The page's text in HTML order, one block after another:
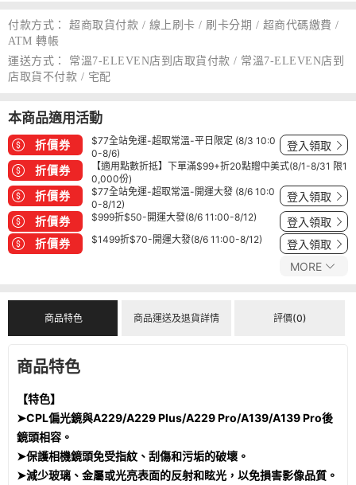
付款方式：
超商取貨付款 / 線上刷卡 / 刷卡分期 / 超商代碼繳費 /
ATM 轉帳
運送方式：
常溫7-ELEVEN店到店取貨付款 / 常溫7-ELEVEN店到
店取貨不付款 / 宅配
本商品適用活動
折價券
$77全站免運-超取常溫-平日限定 (8/3 10:0
0-8/6)
登入領取
折價券
【適用點數折抵】下單滿$99+折20點贈中美式(8/1-8/31 限1
0,000份)
折價券
$77全站免運-超取常溫-開運大發 (8/6 10:0
0-8/12)
登入領取
折價券 $999折$50-開運大發(8/6 11:00-8/12) 登入領取
折價券 $1499折$70-開運大發(8/6 11:00-8/12) 登入領取
MORE
商品特色 商品運送及退貨詳情 評價(0)
商品特色
【特色】
➤CPL偏光鏡與A229/A229 Plus/A229 Pro/A139/A139 Pro後
鏡頭相容。
➤保護相機鏡頭免受指紋、刮傷和污垢的破壞。
➤減少玻璃、金屬或光亮表面的反射和眩光，以免損害影像品質。